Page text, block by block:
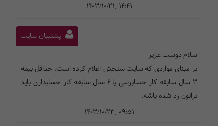
1403/10/21, 14:41
پشتیبان سایت
سلام دوست عزیز
بر مبنای مواردی که سایت سنجش اعلام کرده است، حداقل بیمه
3 سال سابقه کار حسابرسی یا 6 سال سابقه کار حسابداری باید
براتون رد شده باشه.
1403/10/23, 09:51